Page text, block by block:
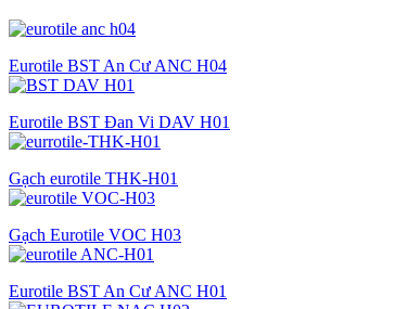
Eurotile BST An Cư ANC H04
Eurotile BST Đan Vi DAV H01
Gạch eurotile THK-H01
Gạch Eurotile VOC H03
Eurotile BST An Cư ANC H01